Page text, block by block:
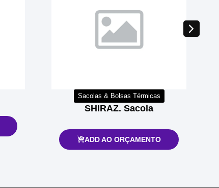
Sacolas & Bolsas Térmicas
SHIRAZ. Sacola
ADD AO ORÇAMENTO